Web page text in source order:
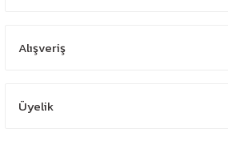
Alışveriş
Üyelik